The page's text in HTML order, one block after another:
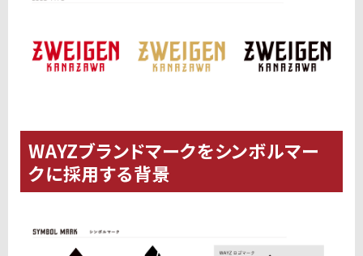
WAYZブランドマークをシンボルマー
クに採用する背景